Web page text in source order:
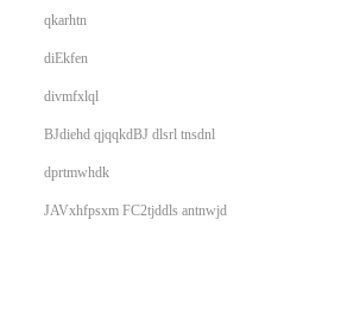
qkarhtn
diEkfen
divmfxlql
BJdiehd qjqqkdBJ dlsrl tnsdnl
dprtmwhdk
JAVxhfpsxm FC2tjddls antnwjd